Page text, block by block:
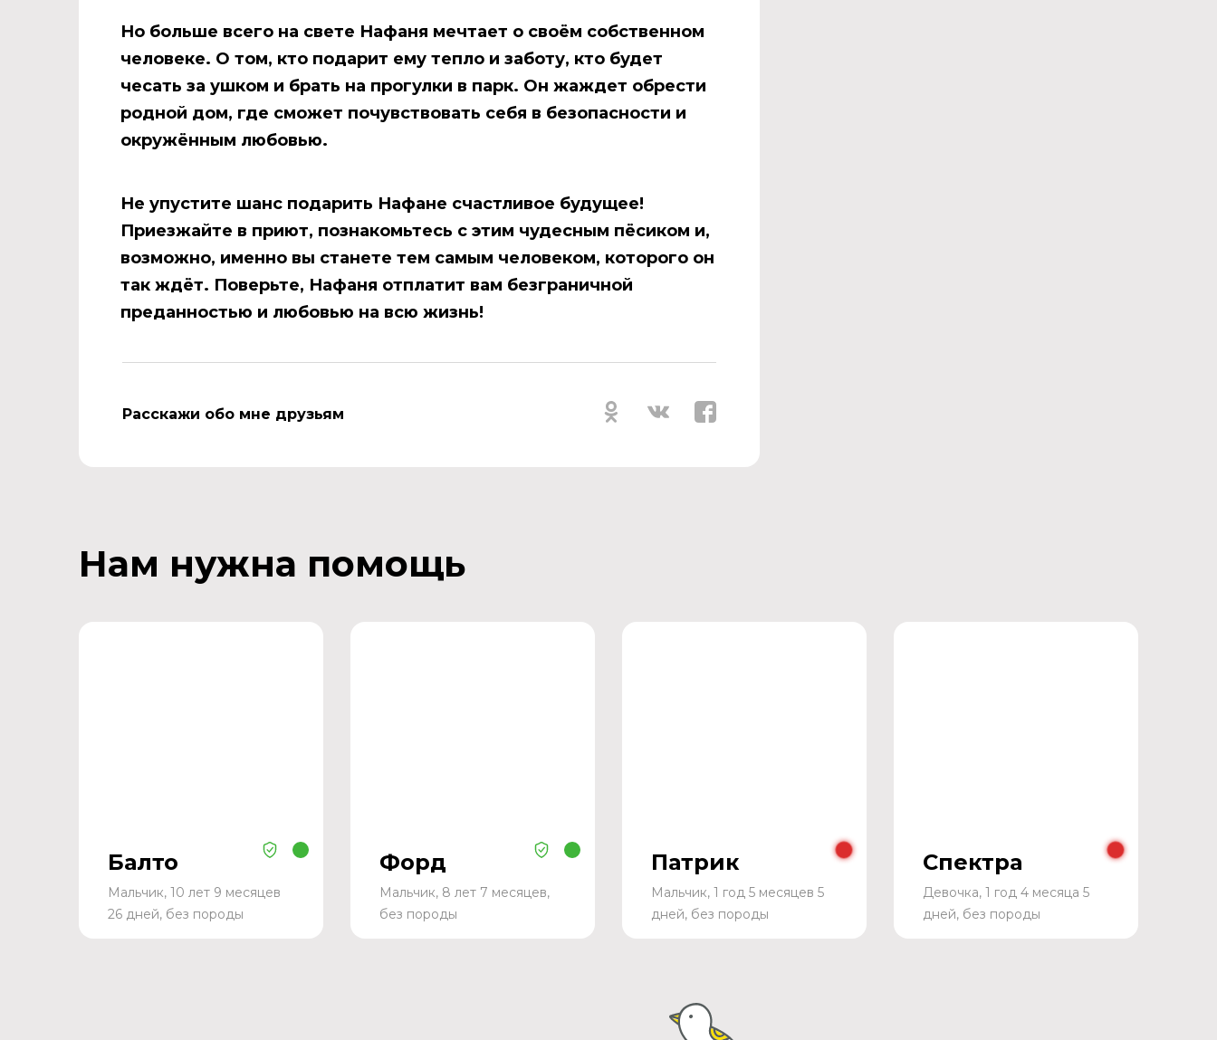
Но больше всего на свете Нафаня мечтает о своём собственном
человеке. О том, кто подарит ему тепло и заботу, кто будет
чесать за ушком и брать на прогулки в парк. Он жаждет обрести
родной дом, где сможет почувствовать себя в безопасности и
окружённым любовью.
Не упустите шанс подарить Нафане счастливое будущее!
Приезжайте в приют, познакомьтесь с этим чудесным пёсиком и,
возможно, именно вы станете тем самым человеком, которого он
так ждёт. Поверьте, Нафаня отплатит вам безграничной
преданностью и любовью на всю жизнь!
Расскажи обо мне друзьям
Нам нужна помощь
Балто
Мальчик, 10 лет 9 месяцев
26 дней, без породы
Форд
Мальчик, 8 лет 7 месяцев,
без породы
Патрик
Мальчик, 1 год 5 месяцев 5
дней, без породы
Спектра
Девочка, 1 год 4 месяца 5
дней, без породы